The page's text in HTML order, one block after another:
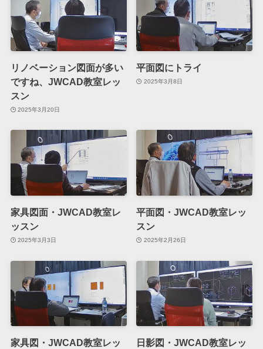
リノベーション図面が多い
ですね、JWCAD教室レッ
スン
2025年3月20日
平面図にトライ
2025年3月8日
家具図面・JWCAD教室レ
ッスン
2025年3月3日
平面図・JWCAD教室レッ
スン
2025年2月26日
家具図・JWCAD教室レッ
日影図・JWCAD教室レッ